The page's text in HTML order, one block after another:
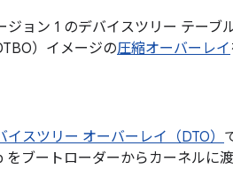
ジョン 1 のデバイスツリー テー
）イメージの圧縮オーバーレイ
イスツリー オーバーレイ（DTO）
ブートローダーからカーネルに渡